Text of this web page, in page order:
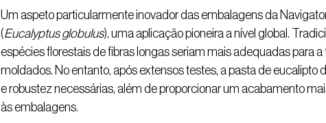
Um aspeto particularmente inovador das embalagens da
(Eucalyptus globulus), uma aplicação pioneira a nível global.
espécies florestais de fibras longas seriam mais adequadas para
moldados. No entanto, após extensos testes, a pasta de eucalipto
e robustez necessárias, além de proporcionar um acabamento
às embalagens.